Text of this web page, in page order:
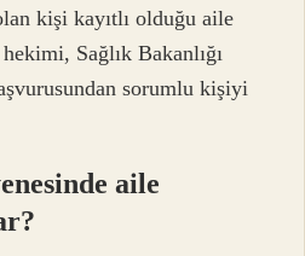
kişi kayıtlı olduğu aile
Sağlık Bakanlığı
sorumlu kişiyi
aile